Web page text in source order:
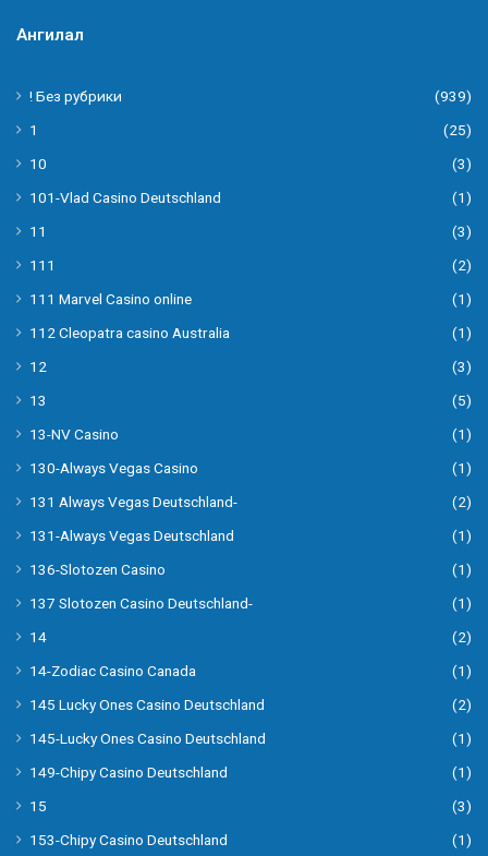
Ангилал
! Без рубрики
(939)
1
(25)
10
(3)
101-Vlad Casino Deutschland
(1)
11
(3)
111
(2)
111 Marvel Casino online
(1)
112 Cleopatra casino Australia
(1)
12
(3)
13
(5)
13-NV Casino
(1)
130-Always Vegas Casino
(1)
131 Always Vegas Deutschland-
(2)
131-Always Vegas Deutschland
(1)
136-Slotozen Casino
(1)
137 Slotozen Casino Deutschland-
(1)
14
(2)
14-Zodiac Casino Canada
(1)
145 Lucky Ones Casino Deutschland
(2)
145-Lucky Ones Casino Deutschland
(1)
149-Chipy Casino Deutschland
(1)
15
(3)
153-Chipy Casino Deutschland
(1)